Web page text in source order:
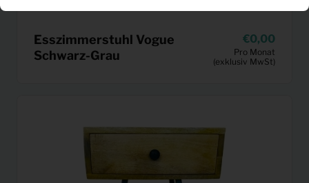
Esszimmerstuhl Vogue
Schwarz-Grau
0,00
Pro Monat
(exklusiv MwSt)